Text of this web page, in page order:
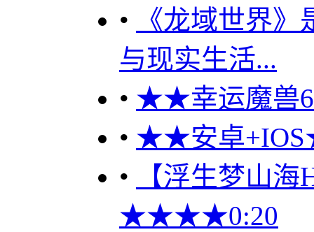
•
《龙域世界
与现实生活...
• ★★幸运魔兽
• ★★安卓
•
【浮生梦山
★★★★0:20